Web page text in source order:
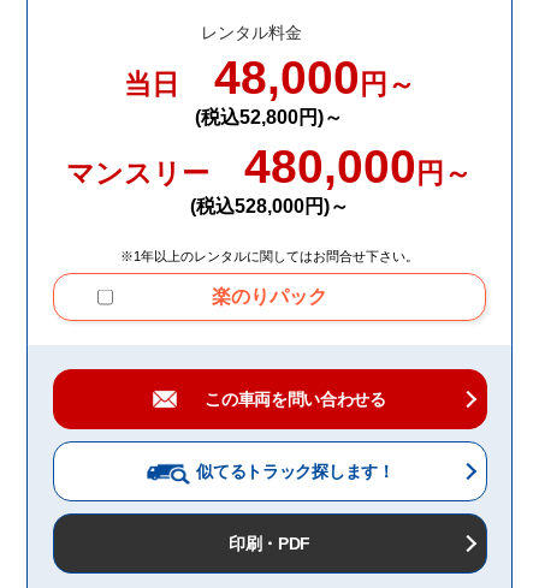
レンタル料金
当日 48,000 円～
(税込52,800円)～
マンスリー480,000 円～
(税込528,000円)～
※1年以上のレンタルに関してはお問合せ下さい。
楽のりパック
この車両を問い合わせる
似てるトラック探します！
印刷・PDF